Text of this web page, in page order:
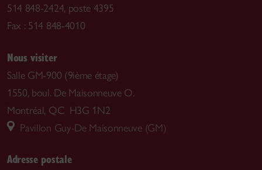
514 848-2424, poste 4395
Fax : 514 848-4010
Nous visiter
Salle GM-900 (9ième étage)
1550, boul. De Maisonneuve O.
Montréal, QC H3G 1N2
Pavillon Guy-De Maisonneuve (GM)
Adresse postale